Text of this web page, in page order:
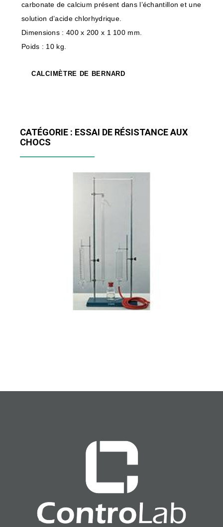
carbonate de calcium présent dans l’échantillon et une
solution d’acide chlorhydrique.
Dimensions : 400 x 200 x 1 100 mm.
Poids : 10 kg.
CALCIMÈTRE DE BERNARD
CATÉGORIE : ESSAI DE RÉSISTANCE AUX
CHOCS